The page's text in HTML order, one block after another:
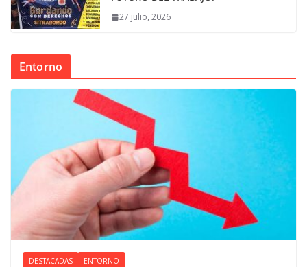
27 julio, 2026
Entorno
DESTACADAS ENTORNO